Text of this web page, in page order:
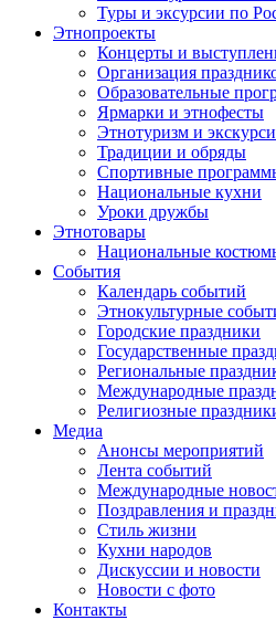
Туры и эксурсии по
Этнопроекты
Концерты и
Организация
Образовательные
Ярмарки и этнофесты
Этнотуризм и
Традиции и обряды
Спортивные
Национальные кухни
Уроки дружбы
Этнотовары
Национальные
События
Календарь событий
Этнокультурные
Городские праздники
Государственные
Региональные
Международные
Религиозные
Медиа
Анонсы мероприятий
Лента событий
Международные
Поздравления и
Cтиль жизни
Кухни народов
Дискуссии и новости
Новости с фото
Контакты